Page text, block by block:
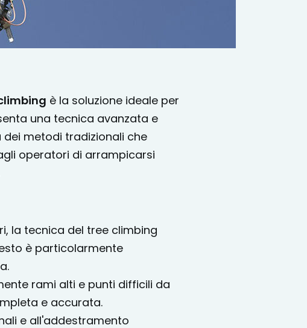
è la soluzione ideale per
una tecnica avanzata e
metodi tradizionali che
operatori di arrampicarsi
la tecnica del tree climbing
è particolarmente
rami alti e punti difficili da
e accurata.
e all'addestramento